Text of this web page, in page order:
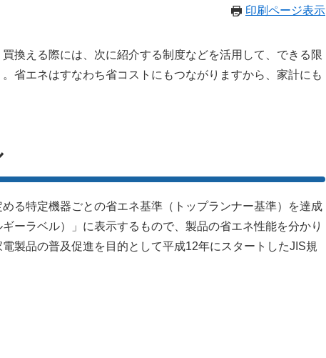
印刷ページ表示
換える際には、次に紹介する制度などを活用して、できる限
省エネはすなわち省コストにもつながりますから、家計にも
る特定機器ごとの省エネ基準（トップランナー基準）を達成
ーラベル）」に表示するもので、製品の省エネ性能を分かり
製品の普及促進を目的として平成12年にスタートしたJIS規